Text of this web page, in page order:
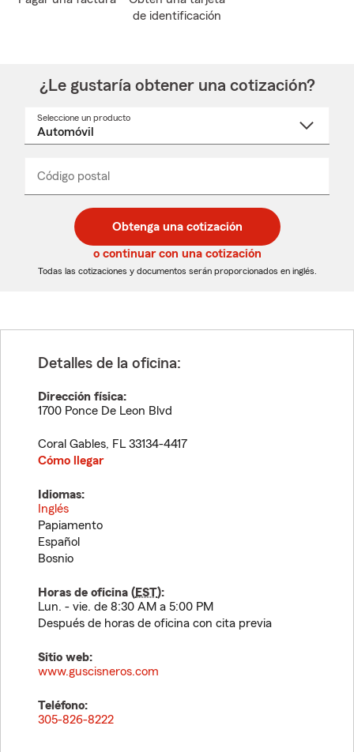
de identificación
¿Le gustaría obtener una cotización?
Seleccione un producto
desplegable
Código postal
de
5
dígitos
de
5
dígitos
_____
Obtenga una cotización
o continuar con una cotización
Todas las cotizaciones y documentos serán proporcionados en inglés.
Detalles de la oficina:
Dirección física:
1700 Ponce De Leon Blvd
Coral Gables, FL 33134-4417
Cómo llegar
Idiomas:
Inglés
Papiamento
Español
Bosnio
Horas de oficina (EST):
Lun. - vie. de 8:30 AM a 5:00 PM
Después de horas de oficina con cita previa
Sitio web:
www.guscisneros.com
Teléfono:
305-826-8222